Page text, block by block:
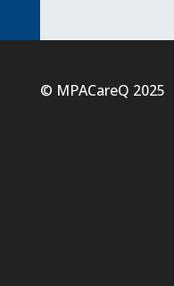
© MPACareQ 2025